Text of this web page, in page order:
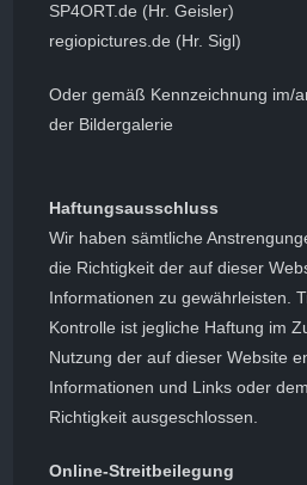
SP4ORT.de (Hr. Geisler)
regiopictures.de (Hr. Sigl)
Odergemäß Kennzeichnung im/
der Bildergalerie
Haftungsausschluss
Wir haben sämtliche
die Richtigkeit der auf dieser
Informationen zu gewährleisten.
Kontrolle ist jegliche Haftung im
Nutzung der auf dieser Website
Informationen und Links oder
Richtigkeit ausgeschlossen.
Online-Streitbeilegung